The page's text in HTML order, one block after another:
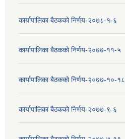
कार्यापालिका बैठकको निर्णय-२०७८-१-६
कार्यापालिका बैठकको निर्णय-२०७७-११-५
कार्यापालिका बैठकको निर्णय-२०७७-१०-१८
कार्यापालिका बैठकको निर्णय-२०७७-९-६